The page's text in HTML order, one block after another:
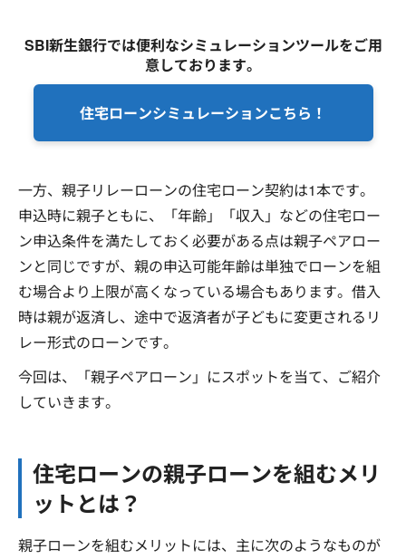
SBI新生銀行では便利なシミュレーションツールをご用
意しております。
住宅ローンシミュレーションこちら！
一方、親子リレーローンの住宅ローン契約は1本です。
申込時に親子ともに、「年齢」「収入」などの住宅ロー
ン申込条件を満たしておく必要がある点は親子ペアロー
ンと同じですが、親の申込可能年齢は単独でローンを組
む場合より上限が高くなっている場合もあります。借入
時は親が返済し、途中で返済者が子どもに変更されるリ
レー形式のローンです。
今回は、「親子ペアローン」にスポットを当て、ご紹介
していきます。
住宅ローンの親子ローンを組むメリ
ットとは？
親子ローンを組むメリットには、主に次のようなものが